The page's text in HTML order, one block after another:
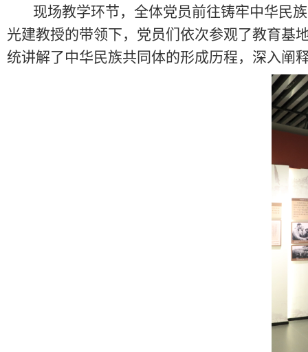
现场教学环节，全体党员前往铸牢中华民
光建教授的带领下，党员们依次参观了教育基
统讲解了中华民族共同体的形成历程，深入阐